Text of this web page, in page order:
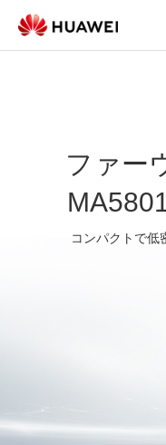
ファー
コンパクトで低